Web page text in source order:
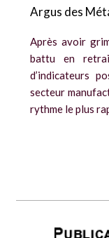
Argus des
Après avoir
battu en
d’indicateurs
secteur
rythme le plus